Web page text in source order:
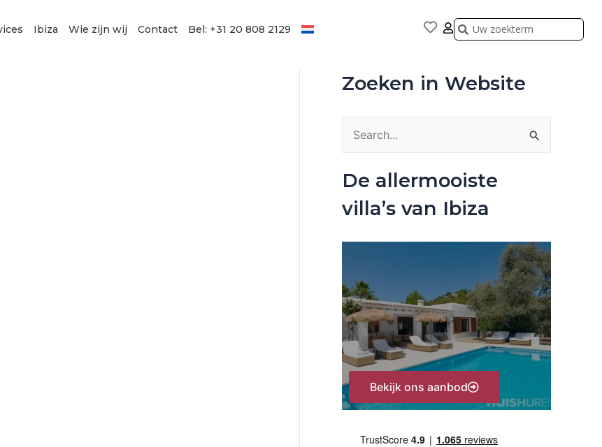
Ibiza Wie zijn wij Contact Bel: +31 20 808 2129 Zoeken
Zoeken
Zoeken in Website
e
k
r
:
De allermooiste
villa’s van Ibiza
Bekijk ons aanbod